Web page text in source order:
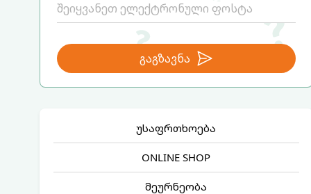
გაგზავნა
უსაფრთხოება
ONLINE SHOP
მეურნეობა